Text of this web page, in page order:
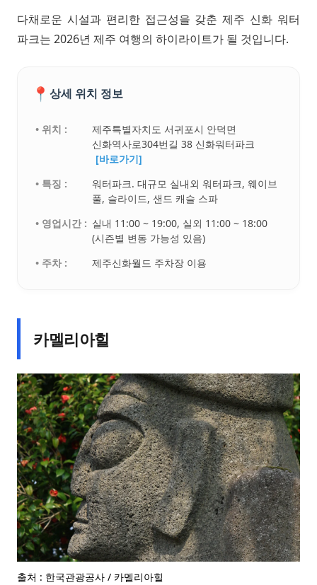
다채로운 시설과 편리한 접근성을 갖춘 제주 신화 워터
파크는 2026년 제주 여행의 하이라이트가 될 것입니다.
📍 상세 위치 정보
• 위치 :
제주특별자치도 서귀포시 안덕면
신화역사로304번길 38 신화워터파크
[바로가기]
• 특징 :
워터파크. 대규모 실내외 워터파크, 웨이브
풀, 슬라이드, 샌드 캐슬 스파
• 영업시간 : 실내 11:00 ~ 19:00, 실외 11:00 ~ 18:00
(시즌별 변동 가능성 있음)
• 주차 :
제주신화월드 주차장 이용
카멜리아힐
출처 : 한국관광공사 / 카멜리아힐